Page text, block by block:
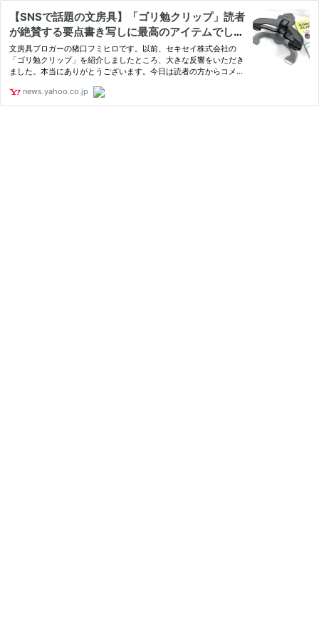
【SNSで話題の文房具】「ゴリ勉クリップ」読者
が絶賛する要点書き写しに最高のアイテムでした
（猪口フミヒロ） - エキスパート - Yahoo!ニュー
ス
文房具ブロガーの猪口フミヒロです。以前、セキセイ株式会社の
「ゴリ勉クリップ」を紹介しましたところ、大きな反響をいただき
ました。本当にありがとうございます。今日は読者の方からコメン
news.yahoo.co.jp